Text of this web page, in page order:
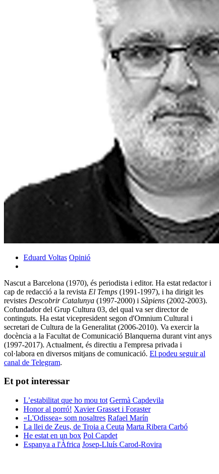
Eduard Voltas Opinió
Nascut a Barcelona (1970), és periodista i editor. Ha estat redactor i
cap de redacció a la revista El Temps (1991-1997), i ha dirigit les
revistes Descobrir Catalunya (1997-2000) i Sàpiens (2002-2003).
Cofundador del Grup Cultura 03, del qual va ser director de
continguts. Ha estat vicepresident segon d'Omnium Cultural i
secretari de Cultura de la Generalitat (2006-2010). Va exercir la
docència a la Facultat de Comunicació Blanquerna durant vint anys
(1997-2017). Actualment, és directiu a l'empresa privada i
col·labora en diversos mitjans de comunicació. El podeu seguir al
canal de Telegram.
Et pot interessar
L’estabilitat que ho mou tot Germà Capdevila
Honor al porró! Xavier Grasset i Foraster
«L'Odissea» som nosaltres Rafael Marín
La llei de Zeus, de Troia a Ceuta Marta Ribera Carbó
He estat en un box Pol Capdet
Espanya a l'Àfrica Josep-Lluís Carod-Rovira